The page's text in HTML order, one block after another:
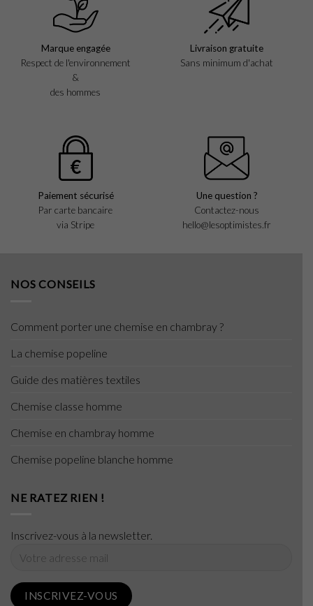
Marque engagée
Respect de l'environnement
&
des hommes
Livraison gratuite
Sans minimum d'achat
Paiement sécurisé
Par carte bancaire
via Stripe
Une question ?
Contactez-nous
hello@lesoptimistes.fr
NOS CONSEILS
Comment porter une chemise en chambray ?
La chemise popeline
Guide des matières textiles
Chemise classe homme
Chemise en chambray homme
Chemise popeline blanche homme
NE RATEZ RIEN !
Inscrivez-vous à la newsletter.